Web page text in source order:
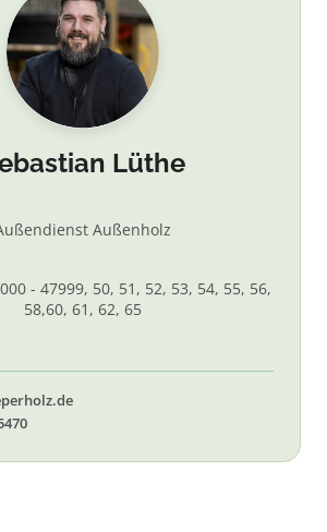
Lüthe
Außenholz
- 47999, 50, 51, 52, 53, 54, 55, 56,
58,60, 61, 62, 65